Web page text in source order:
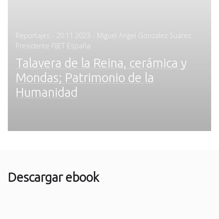
Reportajes - Posted
on
20.11.2023 - Miguel Angel Gonzalez Suárez ·
Presidente FIJET España
Talavera de la Reina, cerámica y
Mondas; Patrimonio de la
Humanidad
Descargar ebook